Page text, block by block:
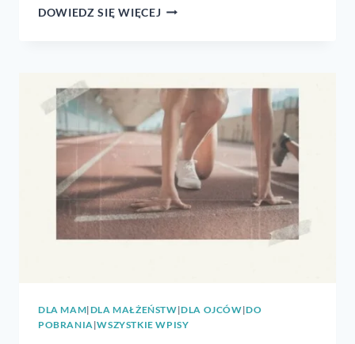
DOWIEDZ SIĘ WIĘCEJ RODZAJE
DLA MAM|DLA MAŁŻEŃSTW|DLA OJCÓW|DO
POBRANIA|WSZYSTKIE WPISY